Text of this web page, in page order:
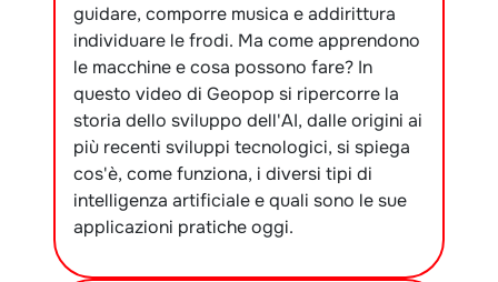
guidare, comporre musica e addirittura
individuare le frodi. Ma come apprendono
le macchine e cosa possono fare? In
questo video di Geopop si ripercorre la
storia dello sviluppo dell'AI, dalle origini ai
più recenti sviluppi tecnologici, si spiega
cos'è, come funziona, i diversi tipi di
intelligenza artificiale e quali sono le sue
applicazioni pratiche oggi.